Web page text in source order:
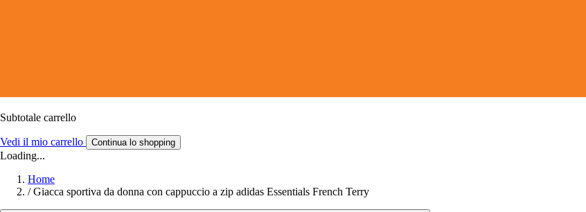
Subtotale carrello
Vedi il mio carrello Continua lo shopping
Loading...
Home
/ Giacca sportiva da donna con cappuccio a zip adidas Essentials French Terry